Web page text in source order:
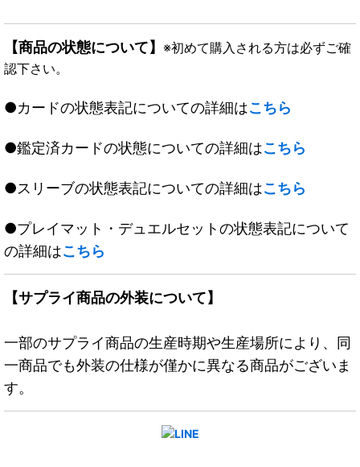
【商品の状態について】 ※初めて購入される方は必ずご確
認下さい。
●カードの状態表記についての詳細はこちら
●鑑定済カードの状態についての詳細はこちら
●スリーブの状態表記についての詳細はこちら
●プレイマット・デュエルセットの状態表記について
の詳細はこちら
【サプライ商品の外装について】
一部のサプライ商品の生産時期や生産場所により、同
一商品でも外装の仕様が僅かに異なる商品がございま
す。